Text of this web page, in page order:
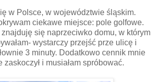
w Polsce, w województwie śląskim.
ciekawe miejsce: pole golfowe.
się naprzeciwko domu, w którym
wystarczy przejść prze ulicę i
3 minuty. Dodatkowo cennik mnie
zaskoczył i musiałam spróbować.